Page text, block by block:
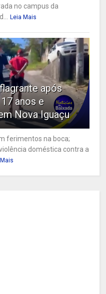
no campus da
Leia Mais
após
anos e
Nova Iguaçu
ferimentos na boca;
doméstica contra a